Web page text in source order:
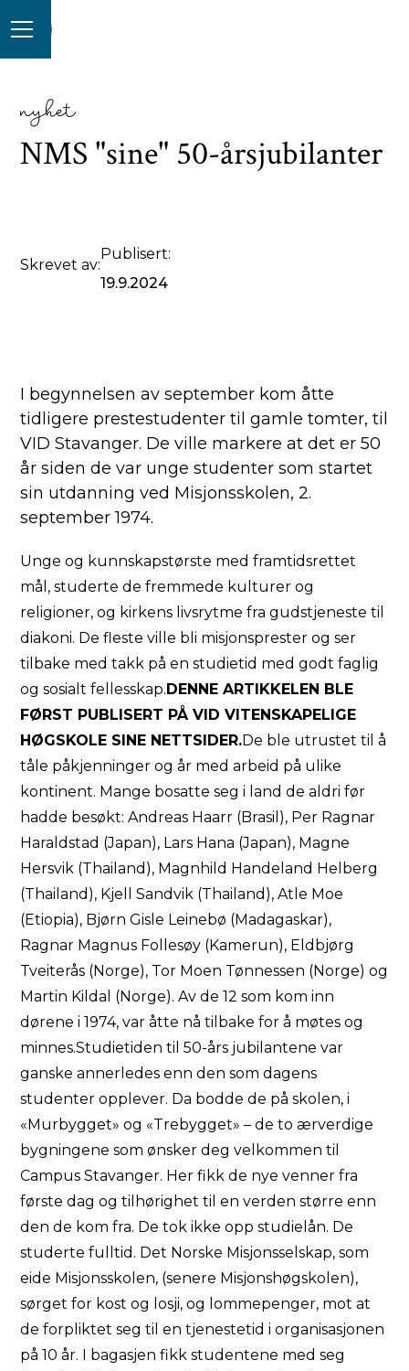
nyhet
NMS "sine" 50-årsjubilanter
Skrevet av:
Publisert:
19.9.2024
I begynnelsen av september kom åtte
tidligere prestestudenter til gamle tomter, til
VID Stavanger. De ville markere at det er 50
år siden de var unge studenter som startet
sin utdanning ved Misjonsskolen, 2.
september 1974.
Unge og kunnskapstørste med framtidsrettet
mål, studerte de fremmede kulturer og
religioner, og kirkens livsrytme fra gudstjeneste til
diakoni. De fleste ville bli misjonsprester og ser
tilbake med takk på en studietid med godt faglig
og sosialt fellesskap.DENNE ARTIKKELEN BLE
FØRST PUBLISERT PÅ VID VITENSKAPELIGE
HØGSKOLE SINE NETTSIDER.De ble utrustet til å
tåle påkjenninger og år med arbeid på ulike
kontinent. Mange bosatte seg i land de aldri før
hadde besøkt: Andreas Haarr (Brasil), Per Ragnar
Haraldstad (Japan), Lars Hana (Japan), Magne
Hersvik (Thailand), Magnhild Handeland Helberg
(Thailand), Kjell Sandvik (Thailand), Atle Moe
(Etiopia), Bjørn Gisle Leinebø (Madagaskar),
Ragnar Magnus Follesøy (Kamerun), Eldbjørg
Tveiterås (Norge), Tor Moen Tønnessen (Norge) og
Martin Kildal (Norge). Av de 12 som kom inn
dørene i 1974, var åtte nå tilbake for å møtes og
minnes.Studietiden til 50-års jubilantene var
ganske annerledes enn den som dagens
studenter opplever. Da bodde de på skolen, i
«Murbygget» og «Trebygget» – de to ærverdige
bygningene som ønsker deg velkommen til
Campus Stavanger. Her fikk de nye venner fra
første dag og tilhørighet til en verden større enn
den de kom fra. De tok ikke opp studielån. De
studerte fulltid. Det Norske Misjonsselskap, som
eide Misjonsskolen, (senere Misjonshøgskolen),
sørget for kost og losji, og lommepenger, mot at
de forpliktet seg til en tjenestetid i organisasjonen
på 10 år. I bagasjen fikk studentene med seg